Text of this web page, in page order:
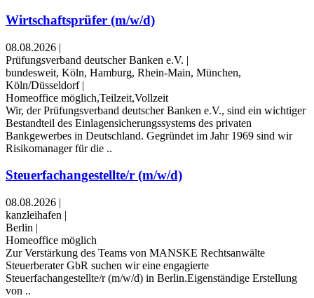
Wirtschaftsprüfer (m/w/d)
08.08.2026 |
Prüfungsverband deutscher Banken e.V. |
bundesweit, Köln, Hamburg, Rhein-Main, München,
Köln/Düsseldorf |
Homeoffice möglich,Teilzeit,Vollzeit
Wir, der Prüfungsverband deutscher Banken e.V., sind ein wichtiger
Bestandteil des Einlagensicherungssystems des privaten
Bankgewerbes in Deutschland. Gegründet im Jahr 1969 sind wir
Risikomanager für die ..
Steuerfachangestellte/r (m/w/d)
08.08.2026 |
kanzleihafen |
Berlin |
Homeoffice möglich
Zur Verstärkung des Teams von MANSKE Rechtsanwälte
Steuerberater GbR suchen wir eine engagierte
Steuerfachangestellte/r (m/w/d) in Berlin.Eigenständige Erstellung
von ..